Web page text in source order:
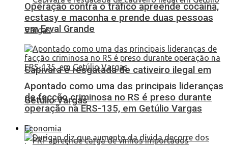
Capivara é resgatada de cativeiro ilegal em
Getúlio Vargas
Operação contra o tráfico apreende cocaína,
ecstasy e maconha e prende duas pessoas
em Erval Grande
Apontado como uma das principais lideranças
de facção criminosa no RS é preso durante
operação na ERS-135, em Getúlio Vargas
Economia